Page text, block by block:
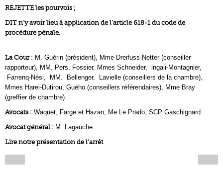
REJETTE les pourvois ;
DIT n’y avoir lieu à application de l’article 618-1 du code de
procédure pénale.
La Cour : M. Guérin (président), Mme Dreifuss-Netter (conseiller
rapporteur), MM. Pers, Fossier, Mmes Schneider, lngaii-Montagnier,
Farrenq-Nési, MM. Bellenger, Lavielle (conseillers de la chambre),
Mmes Harei-Dutirou, Guého (conseillers référendaires), Mme Bray
(greffier de chambre)
Avocats : Waquet, Farge et Hazan, Me Le Prado, SCP Gaschignard
Avocat général : M. Lagauche
Lire notre présentation de l’arrêt